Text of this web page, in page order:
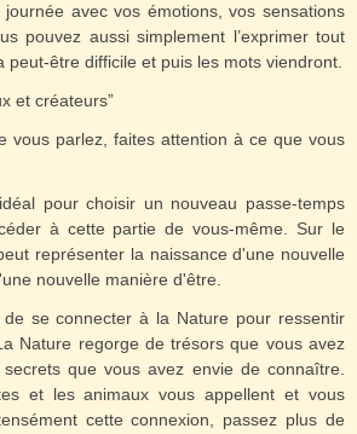
avec vos émotions, vos sensations
pouvez aussi simplement l’exprimer tout
peut-être difficile et puis les mots viendront.
et créateurs”
vous parlez, faites attention à ce que vous
pour choisir un nouveau passe-temps
à cette partie de vous-même.
Sur le
représenter la naissance d'une nouvelle
nouvelle manière d'être.
se connecter à la Nature pour ressentir
Nature regorge de trésors que vous avez
que vous avez envie de connaître.
et les animaux vous appellent et vous
cette connexion, passez plus de